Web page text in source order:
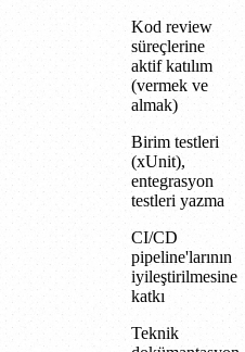
Kod review
süreçlerine
aktif katılım
(vermek ve
almak)
Birim testleri
(xUnit),
entegrasyon
testleri yazma
CI/CD
pipeline'larının
iyileştirilmesine
katkı
Teknik